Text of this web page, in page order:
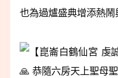
也為過爐盛典增添熱鬧